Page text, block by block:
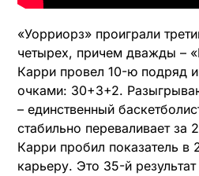
«Уорриорз» проиграли
четырех, причем дважды –
Карри провел 10-ю подряд
очками: 30+3+2.
– единственный
стабильно переваливает за
Карри пробил показатель в
карьеру. Это 35-й